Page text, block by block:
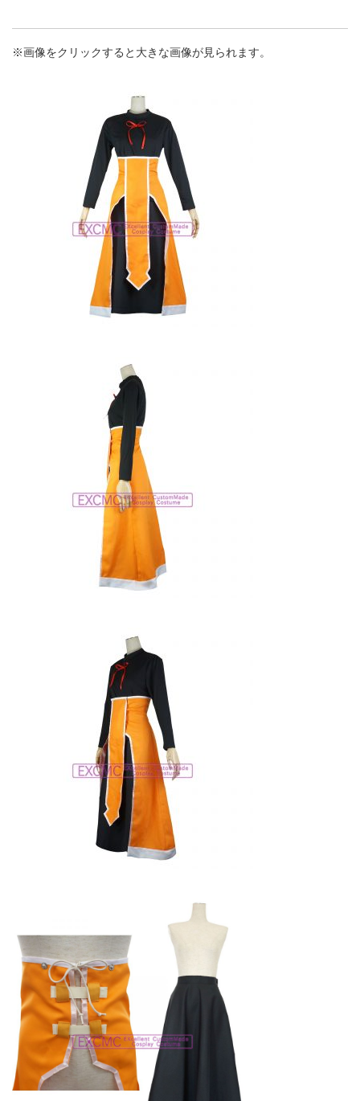
※画像をクリックすると大きな画像が見られます。